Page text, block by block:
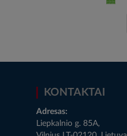
KONTAKTAI
Adresas:
Liepkalnio g. 85A,